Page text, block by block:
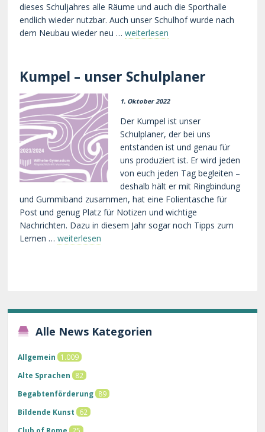
dieses Schuljahres alle Räume und auch die Sporthalle
endlich wieder nutzbar. Auch unser Schulhof wurde nach
dem Neubau wieder neu …weiterlesen
Kumpel – unser Schulplaner
1. Oktober 2022
Der Kumpel ist unser
Schulplaner, der bei uns
entstanden ist und genau für
uns produziert ist. Er wird jeden
von euch jeden Tag begleiten –
deshalb hält er mit Ringbindung
und Gummiband zusammen, hat eine Folientasche für
Post und genug Platz für Notizen und wichtige
Nachrichten. Dazu in diesem Jahr sogar noch Tipps zum
Lernen …weiterlesen
Alle News Kategorien
Allgemein
1.009
Alte Sprachen
82
Begabtenförderung 89
Bildende Kunst
62
Club of Rome
25